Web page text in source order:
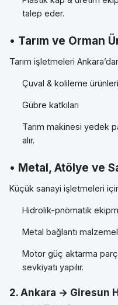
talep eder.
• Tarım ve Orman
Tarım işletmeleri
Çuval & kolileme ürünleri
Gübre katkıları
Tarım makinesi yedek
alır.
• Metal, Atölye ve
Küçük sanayi işletmeleri
Hidrolik-pnömatik
Metal bağlantı
Motor güç aktarma
sevkiyatı yapılır.
2. Ankara → Giresun